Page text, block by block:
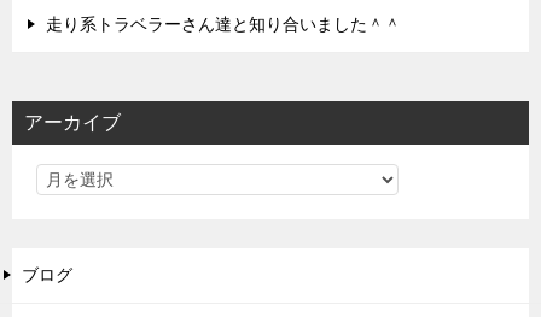
走り系トラベラーさん達と知り合いました＾＾
アーカイブ
ブログ